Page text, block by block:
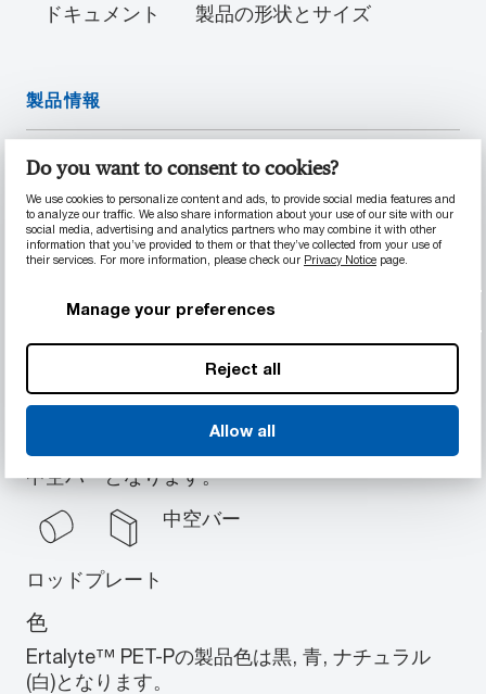
Do you want to consent to cookies?
We use cookies to personalize content and ads, to provide social media features and
to analyze our traffic. We also share information about your use of our site with our
social media, advertising and analytics partners who may combine it with other
information that you’ve provided to them or that they’ve collected from your use of
their services. For more information, please check our Privacy Notice page.
Manage your preferences
Reject all
Allow all
ドキュメント 製品の形状とサイズ
製品情報
特長
優れた摩耗耐性と低い摩擦係数
高い強度
中程度の酸性溶液に対する耐性
最高180° F / 85° Cで強度を維持
形状
Ertalyte™ PET-Pの製品形状はロッド, プレート,
中空バーとなります。
ロッドプレート
中空バー
色
Ertalyte™ PET-Pの製品色は黒, 青, ナチュラル
(白)となります。